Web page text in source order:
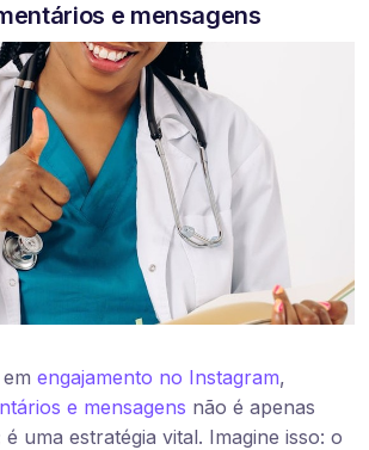
e mensagens
engajamento no Instagram,
e mensagens não é apenas
uma estratégia vital. Imagine isso: o